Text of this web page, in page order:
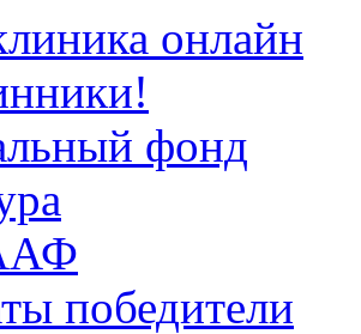
онлайн
фонд
победители